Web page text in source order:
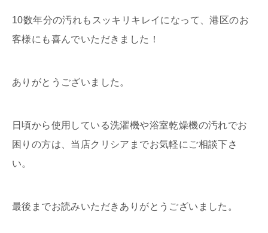
10数年分の汚れもスッキリキレイになって、港区のお
客様にも喜んでいただきました！
ありがとうございました。
日頃から使用している洗濯機や浴室乾燥機の汚れでお
困りの方は、当店クリシアまでお気軽にご相談下さ
い。
最後までお読みいただきありがとうございました。